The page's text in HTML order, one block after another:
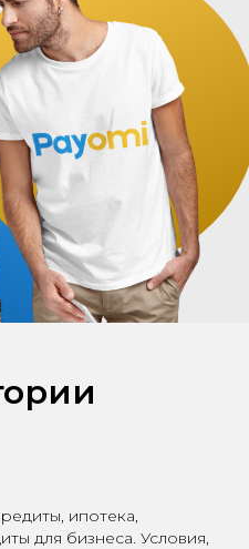
ипотека,
для бизнеса. Условия,